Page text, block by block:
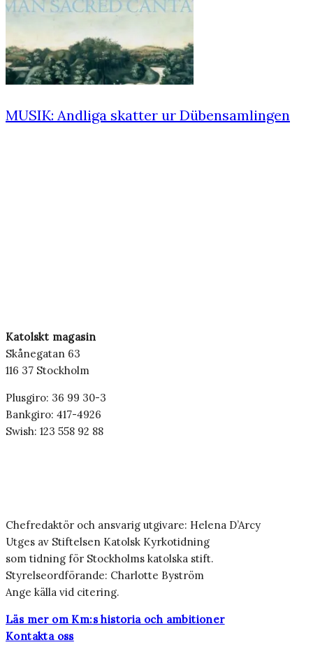
MUSIK: Andliga skatter ur Dübensamlingen
Katolskt magasin
Skånegatan 63
116 37 Stockholm
Plusgiro: 36 99 30-3
Bankgiro: 417-4926
Swish: 123 558 92 88
Chefredaktör och ansvarig utgivare: Helena D’Arcy
Utges av Stiftelsen Katolsk Kyrkotidning
som tidning för Stockholms katolska stift.
Styrelseordförande: Charlotte Byström
Ange källa vid citering.
Läs mer om Km:s historia och ambitioner
Kontakta oss